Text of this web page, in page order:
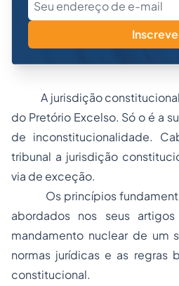
A jurisdição constitucional
do Pretório Excelso. Só o é a
de inconstitucionalidade.
tribunal a jurisdição
via de exceção.
Os princípios
abordados nos seus
mandamento nuclear de um
normas jurídicas e as regras
constitucional.